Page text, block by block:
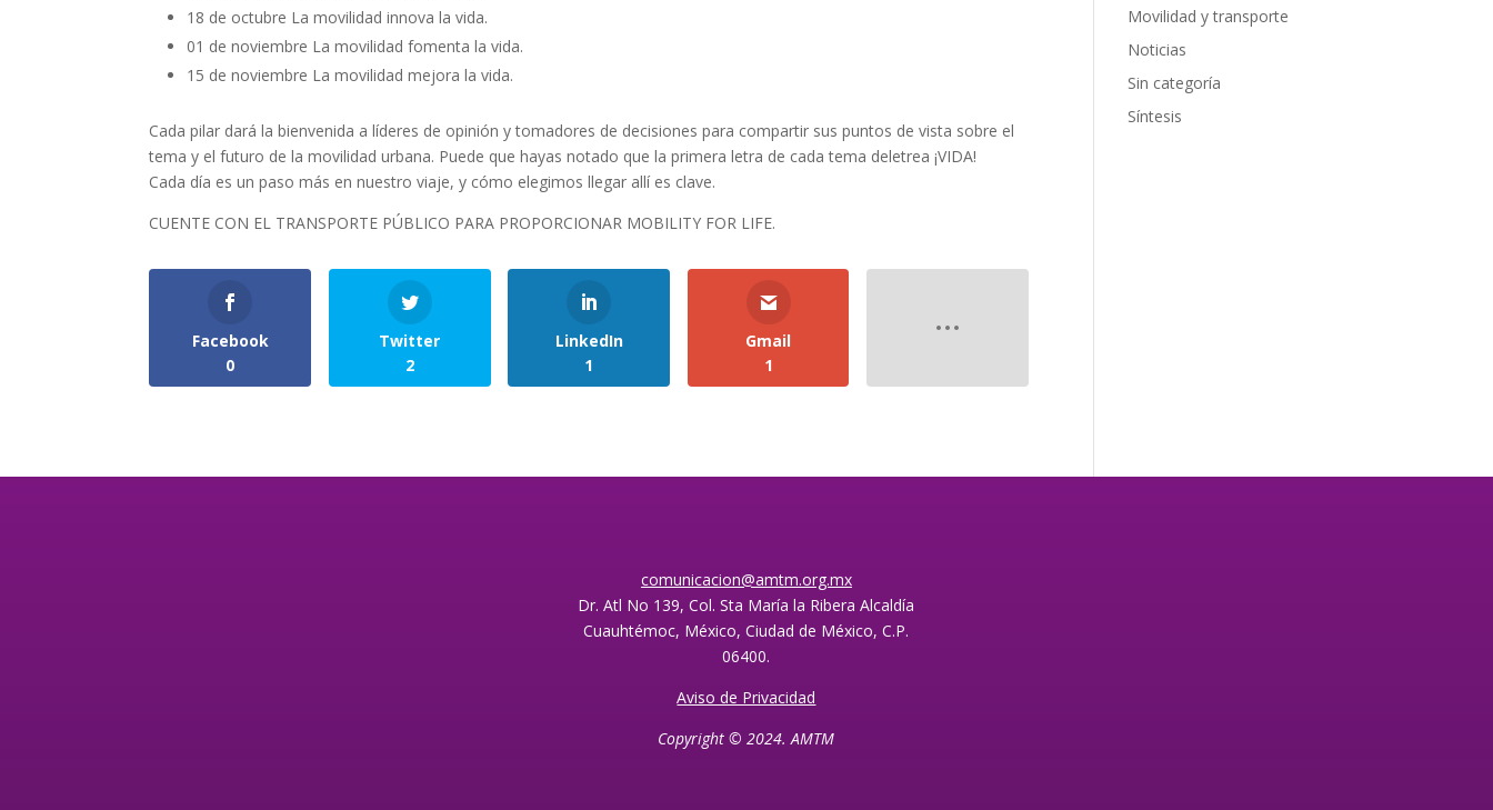
18 de octubre La movilidad innova la vida.
01 de noviembre La movilidad fomenta la vida.
15 de noviembre La movilidad mejora la vida.
Cada pilar dará la bienvenida a líderes de opinión y tomadores de decisiones para compartir sus puntos de vista sobre el
tema y el futuro de la movilidad urbana. Puede que hayas notado que la primera letra de cada tema deletrea ¡VIDA!
Cada día es un paso más en nuestro viaje, y cómo elegimos llegar allí es clave.
CUENTE CON EL TRANSPORTE PÚBLICO PARA PROPORCIONAR MOBILITY FOR LIFE.
Facebook
0
Twitter
2
LinkedIn
1
Gmail
1
Movilidad y transporte
Noticias
Sin categoría
Síntesis
comunicacion@amtm.org.mx
Dr. Atl No 139, Col. Sta María la Ribera Alcaldía
Cuauhtémoc, México, Ciudad de México, C.P.
06400.
Aviso de Privacidad
Copyright © 2024. AMTM